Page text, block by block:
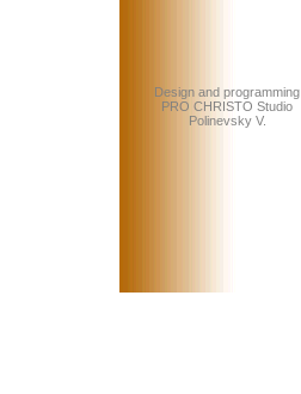
Design and programming
PRO CHRISTO Studio
Polinevsky V.